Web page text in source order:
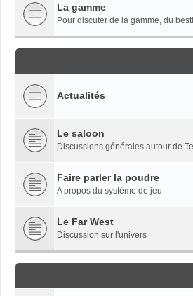
La gamme
Pour discuter de la gamme, du
Actualités
Le saloon
Discussions générales autour de
Faire parler la poudre
A propos du système de jeu
Le Far West
Discussion sur l'univers